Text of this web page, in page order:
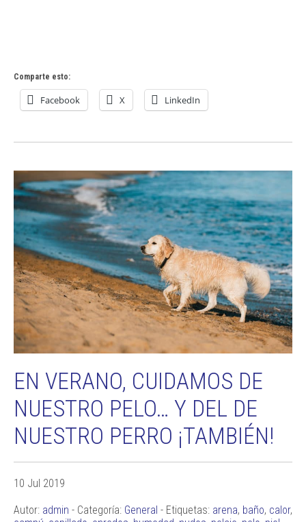
Comparte esto:
Facebook X LinkedIn
EN VERANO, CUIDAMOS DE
NUESTRO PELO… Y DEL DE
NUESTRO PERRO ¡TAMBIÉN!
10 Jul 2019
Autor: admin - Categoría: General - Etiquetas: arena, baño, calor,